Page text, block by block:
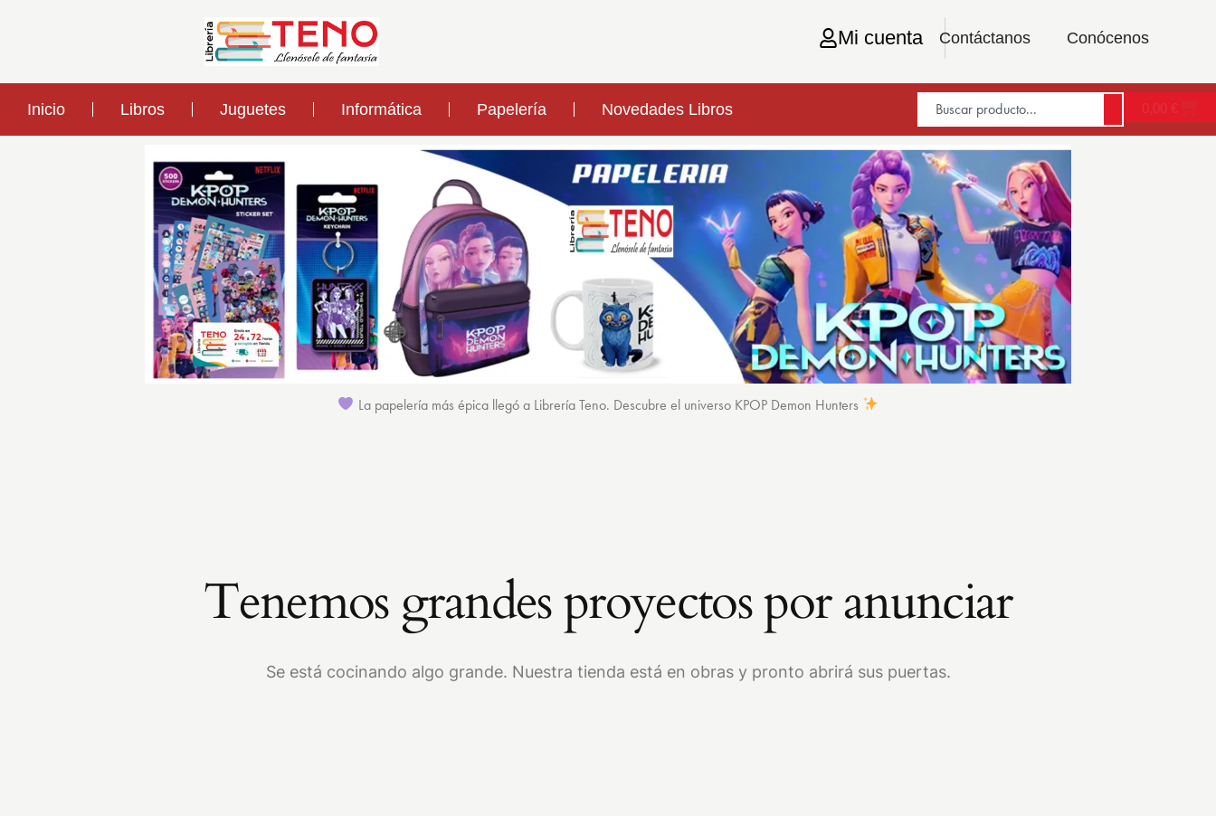
Contáctanos Conócenos
Mi cuenta
Inicio Libros Juguetes Informática Papelería Novedades Libros 0,00 €
La papelería más épica llegó a Librería Teno. Descubre el universo KPOP Demon Hunters
Tenemos grandes proyectos por anunciar
Se está cocinando algo grande. Nuestra tienda está en obras y pronto abrirá sus puertas.